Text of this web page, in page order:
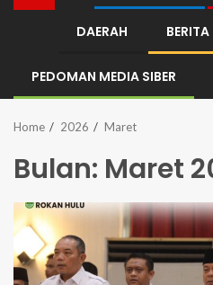
DAERAH BERITA
PEDOMAN MEDIA SIBER
Home 2026 Maret
Bulan: Maret